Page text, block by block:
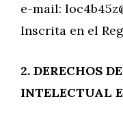
e-mail:
Inscrita en el
2. DERECHOS
INTELECTUAL